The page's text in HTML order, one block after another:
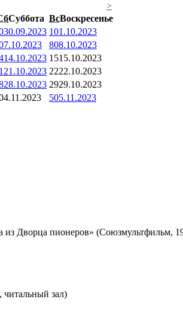
>
Суббота ВсВоскресенье
30.09.2023 101.10.2023
808.10.2023
14.10.2023 1515.10.2023
21.10.2023 2222.10.2023
28.10.2023 2929.10.2023
505.11.2023
Дворца пионеров» (Союзмультфильм,
читальный зал)